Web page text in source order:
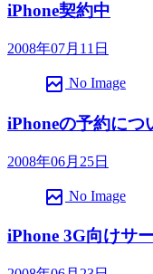
iPhone契約中
2008年07月11日
broken_image No Image
iPhoneの予約につ
2008年06月25日
broken_image No Image
iPhone 3G向けサ